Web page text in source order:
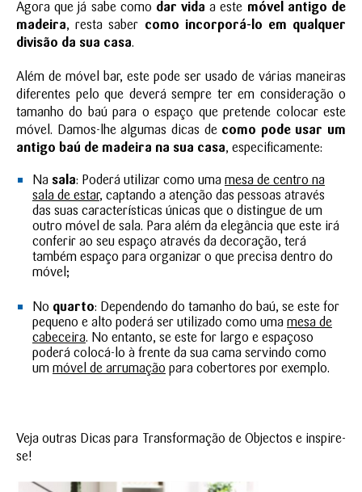
Agora que já sabe como dar vida a este móvel antigo de
madeira, resta saber como incorporá-lo em qualquer
divisão da sua casa.
Além de móvel bar, este pode ser usado de várias maneiras
diferentes pelo que deverá sempre ter em consideração o
tamanho do baú para o espaço que pretende colocar este
móvel. Damos-lhe algumas dicas de como pode usar um
antigo baú de madeira na sua casa, especificamente:
Na sala: Poderá utilizar como uma mesa de centro na
sala de estar, captando a atenção das pessoas através
das suas características únicas que o distingue de um
outro móvel de sala. Para além da elegância que este irá
conferir ao seu espaço através da decoração, terá
também espaço para organizar o que precisa dentro do
móvel;
No quarto: Dependendo do tamanho do baú, se este for
pequeno e alto poderá ser utilizado como uma mesa de
cabeceira. No entanto, se este for largo e espaçoso
poderá colocá-lo à frente da sua cama servindo como
um móvel de arrumação para cobertores por exemplo.
Veja outras Dicas para Transformação de Objectos e inspire-
se!